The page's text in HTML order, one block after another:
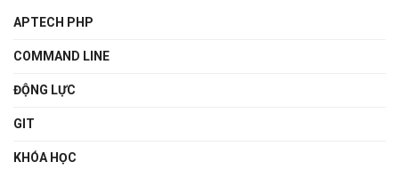
APTECH PHP
COMMAND LINE
ĐỘNG LỰC
GIT
KHÓA HỌC